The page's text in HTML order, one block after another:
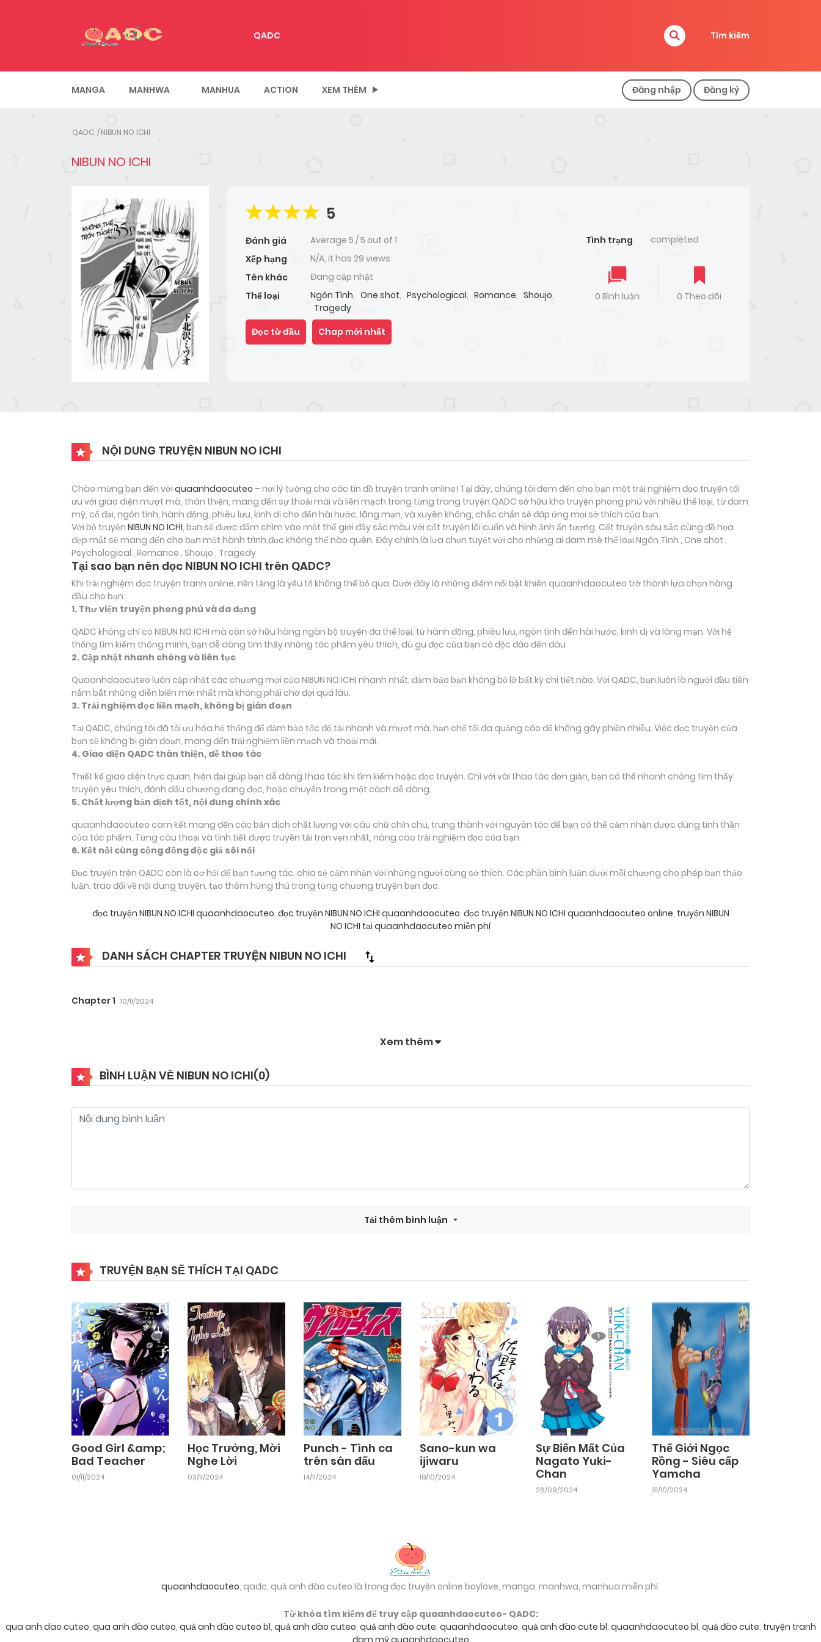
QADC Tìm kiếm
MANGA MANHWA MANHUA ACTION XEM THÊM Đăng nhập Đăng ký
QADC NIBUN NO ICHI
NIBUN NO ICHI
5
Đánh giá Average 5 /5 out of 1
Xếp hạng
N/A, it has 29 views
Tên khác
Đang cập nhật
Thể loại
Ngôn Tình, One shot, Psychological, Romance, Shoujo,
Tragedy
Tình trạng completed
0 Bình luận 0 Theo dõi
Đọc từ đầu Chap mới nhất
NỘI DUNG TRUYỆN NIBUN NO ICHI
Chào mừng bạn đến với quaanhdaocuteo – nơi lý tưởng cho các tín đồ truyện tranh online! Tại đây, chúng tôi đem đến cho bạn một trải nghiệm đọc truyện tối
ưu với giao diện mượt mà, thân thiện, mang đến sự thoải mái và liền mạch trong từng trang truyện.QADC sở hữu kho truyện phong phú với nhiều thể loại, từ đam
mỹ, cổ đại, ngôn tình, hành động, phiêu lưu, kinh dị cho đến hài hước, lãng mạn, và xuyên không, chắc chắn sẽ đáp ứng mọi sở thích của bạn.
Với bộ truyện NIBUN NO ICHI, bạn sẽ được đắm chìm vào một thế giới đầy sắc màu với cốt truyện lôi cuốn và hình ảnh ấn tượng. Cốt truyện sâu sắc cùng đồ họa
đẹp mắt sẽ mang đến cho bạn một hành trình đọc không thể nào quên. Đây chính là lựa chọn tuyệt vời cho những ai đam mê thể loại Ngôn Tình , One shot ,
Psychological , Romance , Shoujo , Tragedy
Tại sao bạn nên đọc NIBUN NO ICHI trên QADC?
Khi trải nghiệm đọc truyện tranh online, nền tảng là yếu tố không thể bỏ qua. Dưới đây là những điểm nổi bật khiến quaanhdaocuteo trở thành lựa chọn hàng
đầu cho bạn:
1. Thư viện truyện phong phú và đa dạng
QADC không chỉ có NIBUN NO ICHI mà còn sở hữu hàng ngàn bộ truyện đa thể loại, từ hành động, phiêu lưu, ngôn tình đến hài hước, kinh dị và lãng mạn. Với hệ
thống tìm kiếm thông minh, bạn dễ dàng tìm thấy những tác phẩm yêu thích, dù gu đọc của bạn có độc đáo đến đâu
2. Cập nhật nhanh chóng và liên tục
Quaanhdaocuteo luôn cập nhật các chương mới của NIBUN NO ICHI nhanh nhất, đảm bảo bạn không bỏ lỡ bất kỳ chi tiết nào. Với QADC, bạn luôn là người đầu tiên
nắm bắt những diễn biến mới nhất mà không phải chờ đợi quá lâu.
3. Trải nghiệm đọc liền mạch, không bị gián đoạn
Tại QADC, chúng tôi đã tối ưu hóa hệ thống để đảm bảo tốc độ tải nhanh và mượt mà, hạn chế tối đa quảng cáo để không gây phiền nhiễu. Việc đọc truyện của
bạn sẽ không bị gián đoạn, mang đến trải nghiệm liền mạch và thoải mái.
4. Giao diện QADC thân thiện, dễ thao tác
Thiết kế giao diện trực quan, hiện đại giúp bạn dễ dàng thao tác khi tìm kiếm hoặc đọc truyện. Chỉ với vài thao tác đơn giản, bạn có thể nhanh chóng tìm thấy
truyện yêu thích, đánh dấu chương đang đọc, hoặc chuyển trang một cách dễ dàng.
5. Chất lượng bản dịch tốt, nội dung chính xác
quaanhdaocuteo cam kết mang đến các bản dịch chất lượng với câu chữ chỉn chu, trung thành với nguyên tác để bạn có thể cảm nhận được đúng tinh thần
của tác phẩm. Từng câu thoại và tình tiết được truyền tải trọn vẹn nhất, nâng cao trải nghiệm đọc của bạn.
6. Kết nối cùng cộng đồng độc giả sôi nổi
Đọc truyện trên QADC còn là cơ hội để bạn tương tác, chia sẻ cảm nhận với những người cùng sở thích. Các phần bình luận dưới mỗi chương cho phép bạn thảo
luận, trao đổi về nội dung truyện, tạo thêm hứng thú trong từng chương truyện bạn đọc.
đọc truyện NIBUN NO ICHI quaanhdaocuteo, đọc truyện NIBUN NO ICHI quaanhdaocuteo, đọc truyện NIBUN NO ICHI quaanhdaocuteo online, truyện NIBUN
NO ICHI tại quaanhdaocuteo miễn phí
DANH SÁCH CHAPTER TRUYỆN NIBUN NO ICHI
Chapter 1 10/11/2024
Xem thêm
BÌNH LUẬN VỀ NIBUN NO ICHI(0)
Tải thêm bình luận
TRUYỆN BẠN SẼ THÍCH TẠI QADC
Good Girl &amp;
Bad Teacher
01/11/2024
Học Trưởng, Mời
Nghe Lời
03/11/2024
Punch - Tình ca
trên sân đấu
14/11/2024
Sano-kun wa
ijiwaru
18/10/2024
Sự Biến Mất Của
Nagato Yuki-
Chan
26/09/2024
Thế Giới Ngọc
Rồng - Siêu cấp
Yamcha
31/10/2024
quaanhdaocuteo, qadc, quả anh đào cuteo là trang đọc truyện online boylove, manga, manhwa, manhua miễn phí.
Từ khóa tìm kiếm để truy cập quaanhdaocuteo- QADC:
qua anh dao cuteo, qua anh đào cuteo, quả anh đào cuteo bl, quả anh đào cuteo, quả anh đào cute, quaanhdaocuteo, quả anh đào cute bl, quaanhdaocuteo bl, quả đào cute, truyện tranh